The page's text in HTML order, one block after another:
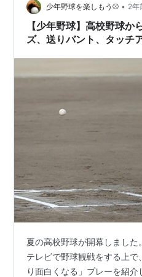
の進塁を狙う場合、盗塁の成
トよりも盗塁が優先されま
場面は 相手に強力…
少年野球を楽しもう⚾ • 2年
【少年野球】高校野球か
ズ、送りバント、タッチ
夏の高校野球が開幕しまし
テレビで野球観戦をする上で
り面白くなる」プレーを紹